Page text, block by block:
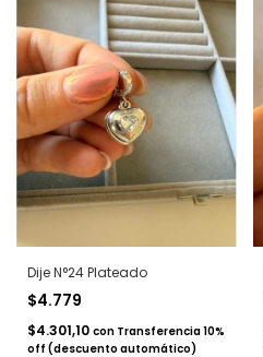
Dije N°24 Plateado
$4.779
$4.301,10 con Transferencia 10%
off (descuento automático)